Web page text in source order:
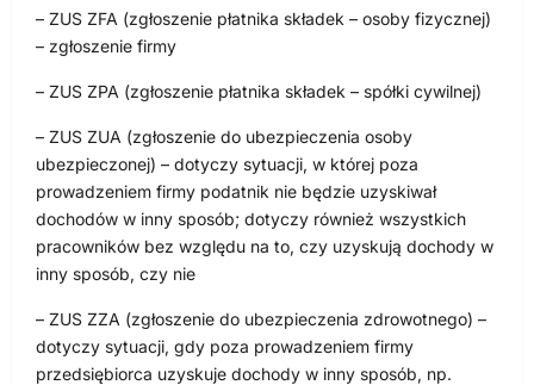
– ZUS ZFA (zgłoszenie płatnika składek – osoby fizycznej)
– zgłoszenie firmy
– ZUS ZPA (zgłoszenie płatnika składek – spółki cywilnej)
– ZUS ZUA (zgłoszenie do ubezpieczenia osoby
ubezpieczonej) – dotyczy sytuacji, w której poza
prowadzeniem firmy podatnik nie będzie uzyskiwał
dochodów w inny sposób; dotyczy również wszystkich
pracowników bez względu na to, czy uzyskują dochody w
inny sposób, czy nie
– ZUS ZZA (zgłoszenie do ubezpieczenia zdrowotnego) –
dotyczy sytuacji, gdy poza prowadzeniem firmy
przedsiębiorca uzyskuje dochody w inny sposób, np.